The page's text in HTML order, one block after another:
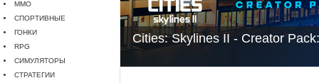
MMO
СПОРТИВНЫЕ
ГОНКИ
RPG
СИМУЛЯТОРЫ
СТРАТЕГИИ
Cities: Skylines II - Creator